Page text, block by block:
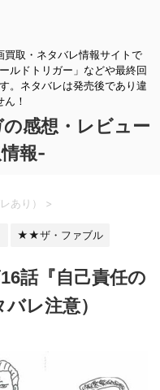
取・ネタバレ情報サイトで
ルドトリガー」などや最終回
。ネタバレは発売後であり違
！
感想・レビュー
報-
あり） >
★★ザ・ファブル
話『自己責任の
レ注意）